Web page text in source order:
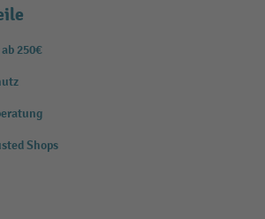
250€
Shops